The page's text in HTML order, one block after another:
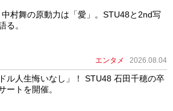
村舞の原動力は「愛」。STU48と2nd写
る。
エンタメ 2026.08.04
ドル人生悔いなし」！ STU48 石田千穂の卒
ートを開催。